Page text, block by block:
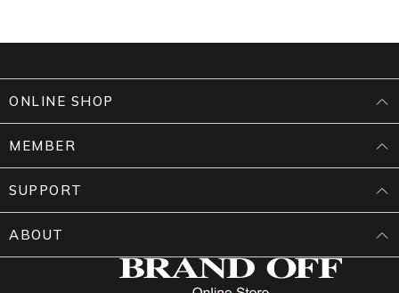
ONLINE SHOP
MEMBER
SUPPORT
ABOUT